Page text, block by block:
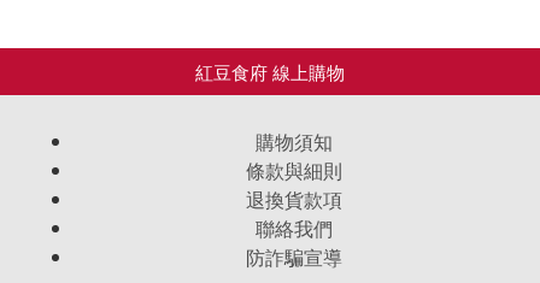
購物須知
條款與細則
退換貨款項
聯絡我們
防詐騙宣導